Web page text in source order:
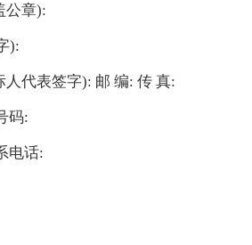
公章):
):
人代表签字): 邮 编: 传 真:
码:
电话: